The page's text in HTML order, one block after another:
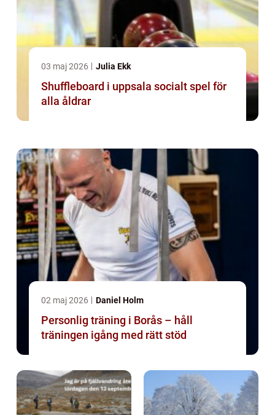
03 maj 2026 Julia Ekk
Shuffleboard i uppsala socialt spel för
alla åldrar
02 maj 2026 Daniel Holm
Personlig träning i Borås – håll
träningen igång med rätt stöd